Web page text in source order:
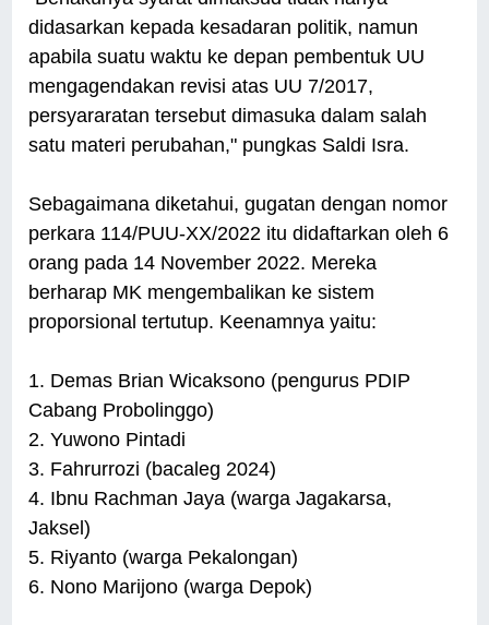
didasarkan kepada kesadaran politik, namun
apabila suatu waktu ke depan pembentuk UU
mengagendakan revisi atas UU 7/2017,
persyararatan tersebut dimasuka dalam salah
satu materi perubahan," pungkas Saldi Isra.
Sebagaimana diketahui, gugatan dengan nomor
perkara 114/PUU-XX/2022 itu didaftarkan oleh 6
orang pada 14 November 2022. Mereka
berharap MK mengembalikan ke sistem
proporsional tertutup. Keenamnya yaitu:
1. Demas Brian Wicaksono (pengurus PDIP
Cabang Probolinggo)
2. Yuwono Pintadi
3. Fahrurrozi (bacaleg 2024)
4. Ibnu Rachman Jaya (warga Jagakarsa,
Jaksel)
5. Riyanto (warga Pekalongan)
6. Nono Marijono (warga Depok)